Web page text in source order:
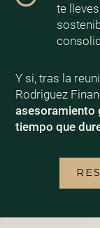
te
Y si, tras la
Rodriguez
asesoramiento
tiempo que